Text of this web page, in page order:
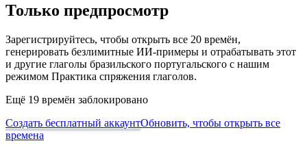
Только предпросмотр
Зарегистрируйтесь, чтобы открыть все 20 времён,
генерировать безлимитные ИИ-примеры и отрабатывать этот
и другие глаголы бразильского португальского с нашим
режимом Практика спряжения глаголов.
Ещё 19 времён заблокировано
Создать бесплатный аккаунтОбновить, чтобы открыть все
времена